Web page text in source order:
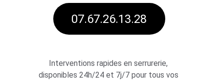
Interventions rapides en serrurerie,
disponibles 24h/24 et 7j/7 pour tous vos
07.67.26.13.28